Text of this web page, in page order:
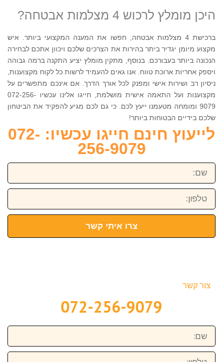
היכן מומלץ לרכוש 4 מצלמות אבטחה?
ברכישת 4 מצלמות אבטחה, חפשו את המענה המקצועי ביותר. איש
מקצוע מיומן יגדיר ביתר בהירות את הצרכים שלכם ויכוון אתכם לבחירה
הנכונה ביותר בעבורכם. בנוסף, מתקין מומלץ יציע התקנה ברמה גבוהה
ויספק אחריות ארוכת טווח. אנו גאים להעמיד לרשות כל לקוח מקצוענות,
ניסיון רב ושירות אישי ומפנק לכל אורך הדרך. אם אינכם מתפשרים על
מקצוענות ועל התאמה אישית מושלמת, חייגו אלינו עכשיו 072-256-
9079 ומומחה מטעמנו ייעץ לכם. כי גם לכם מגיע להפקיד את הביטחון
שלכם בידיים הבטוחות ביותר!
לייעוץ חינם חייגו עכשיו: 072-
256-9079
שם:
טלפון:
צרו איתי קשר
צור קשר
072-256-9079
שם:
טלפון: